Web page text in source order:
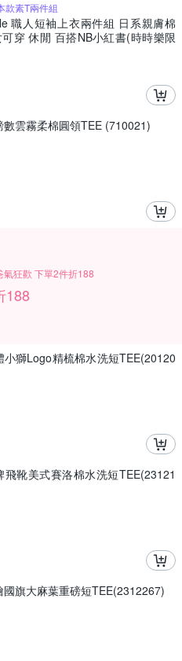
款素T兩件組
職人短袖上衣兩件組 日系親膚棉
穿 休閒 百搭NB小紅書(時時樂限
數雲霧柔棉圓領TEE (710021)
氣狂歡 下單2件折188
188
小獅Logo精梳棉水洗短TEE(20120
飛靴美式賽洛棉水洗短TEE(23121
國旗大麻葉重磅短TEE(2312267)